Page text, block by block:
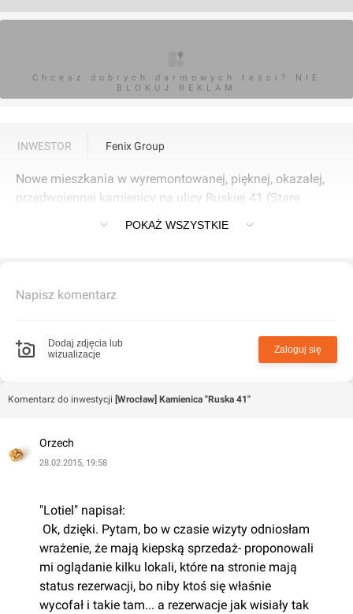
Chcesz dobrych darmowych teści? NIE
BLOKUJ REKLAM
INWESTOR Fenix Group
Nowe mieszkania w wyremontowanej, pięknej, okazałej,
przedwojennej kamienicy na ulicy Ruskiej 41 (Stare
POKAŻ WSZYSTKIE
Napisz komentarz
Dodaj zdjęcia lub
wizualizacje
Zaloguj się
Komentarz do inwestycji [Wrocław] Kamienica "Ruska 41"
Orzech
28.02.2015, 19:58
"Lotiel" napisał:
wrażenie, że mają kiepską sprzedaż- proponowali
mi oglądanie kilku lokali, które na stronie mają
status rezerwacji, bo niby ktoś się właśnie
wycofał i takie tam... a rezerwacje jak wisiały tak